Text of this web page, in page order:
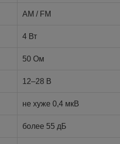
AM / FM
4 Вт
50 Ом
12–28 В
не хуже 0,4 мкВ
более 55 дБ